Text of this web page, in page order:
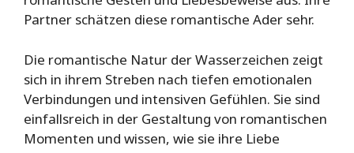
Partner schätzen diese romantische Ader sehr.
Die romantische Natur der Wasserzeichen zeigt
sich in ihrem Streben nach tiefen emotionalen
Verbindungen und intensiven Gefühlen. Sie sind
einfallsreich in der Gestaltung von romantischen
Momenten und wissen, wie sie ihre Liebe